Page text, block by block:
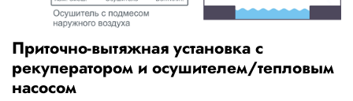
Приточно-вытяжная установка с
рекуператором и осушителем/тепловым
насосом